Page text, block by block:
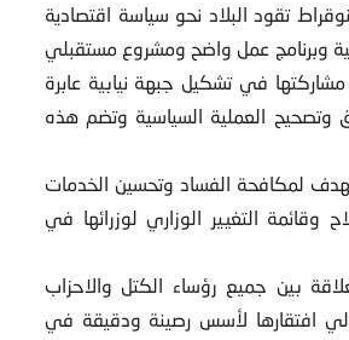
تقود البلاد نحو سياسة اقتصادية
وبرنامج عمل واضح ومشروع مستقبلي
واقتصرت مشاركتها في تشكيل جبهة نيابية عابرة
وتصحيح العملية السياسية وتضم هذه
لمكافحة الفساد وتحسين الخدمات
وقائمة التغيير الوزاري لوزرائها في
بين جميع رؤساء الكتل والاحزاب
افتقارها لأسس رصينة ودقيقة في